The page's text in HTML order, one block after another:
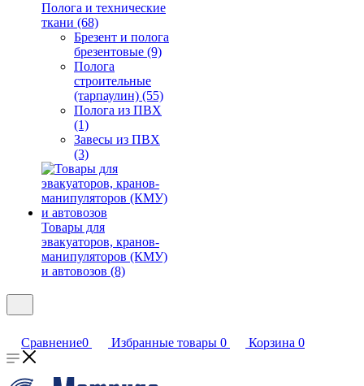
Полога и технические
ткани (68)
Брезент и полога
брезентовые (9)
Полога
строительные
(тарпаулин) (55)
Полога из ПВХ
(1)
Завесы из ПВХ
(3)
Товары для
эвакуаторов, кранов-
манипуляторов (КМУ)
и автовозов (8)
Сравнение0 Избранные товары 0 Корзина 0